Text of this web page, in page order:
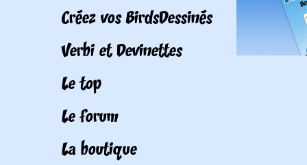
Créez vos BirdsDessinés
Verbi et Devinettes
Le top
Le forum
La boutique